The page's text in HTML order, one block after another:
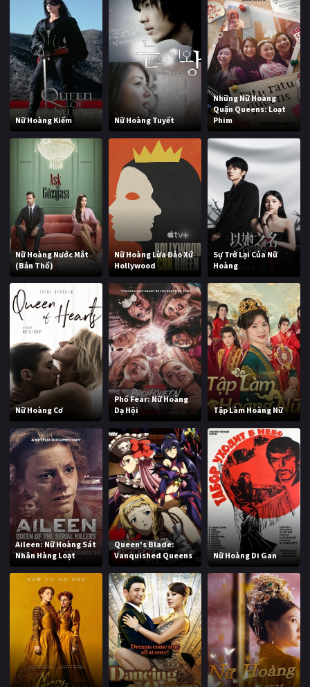
Nữ Hoàng Kiếm Nữ Hoàng Tuyết
Những Nữ Hoàng
Quận Queens: Loạt
Phim
Nữ Hoàng Nước Mắt
(Bản Thổ)
Nữ Hoàng Lừa Đảo Xứ
Hollywood
Sự Trở Lại Của Nữ
Hoàng
Nữ Hoàng Cơ
Phố Fear: Nữ Hoàng
Dạ Hội
Tập Làm Hoàng Nữ
Aileen: Nữ Hoàng Sát
Nhân Hàng Loạt
Queen's Blade:
Vanquished Queens
Nữ Hoàng Di Gan